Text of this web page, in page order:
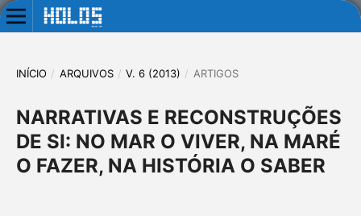
INÍCIO / ARQUIVOS / V. 6 (2013) / ARTIGOS
NARRATIVAS E RECONSTRUÇÕES
DE SI: NO MAR O VIVER, NA MARÉ
O FAZER, NA HISTÓRIA O SABER